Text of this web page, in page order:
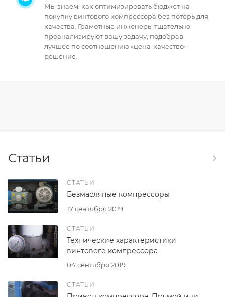
Мы знаем, как оптимизировать бюджет на
покупку винтового компрессора без потерь для
качества. Грамотные инженеры тщательно
проанализируют вашу задачу, подобрав
лучшее по соотношению «цена-качество»
решение.
Статьи
СТАТЬИ
17 сентября 2019
Безмасляные компрессоры
СТАТЬИ
04 сентября 2019
Технические характеристики
винтового компрессора
СТАТЬИ